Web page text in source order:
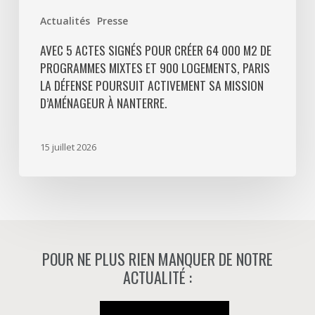
Actualités Presse
Défense
poursuit
activement
AVEC 5 ACTES SIGNÉS POUR CRÉER 64 000 M2 DE
PROGRAMMES MIXTES ET 900 LOGEMENTS, PARIS
LA DÉFENSE POURSUIT ACTIVEMENT SA MISSION
D’AMÉNAGEUR À NANTERRE.
15 juillet 2026
POUR NE PLUS RIEN MANQUER DE NOTRE
ACTUALITÉ :